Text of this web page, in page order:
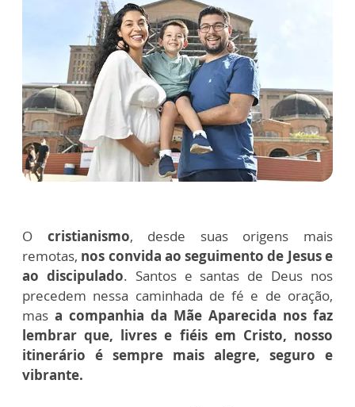
O cristianismo, desde suas origens mais
remotas, nos convida ao seguimento de Jesus e
ao discipulado. Santos e santas de Deus nos
precedem nessa caminhada de fé e de oração,
mas a companhia da Mãe Aparecida nos faz
lembrar que, livres e fiéis em Cristo, nosso
itinerário é sempre mais alegre, seguro e
vibrante.